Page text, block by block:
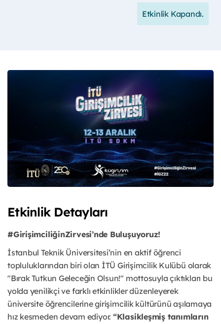
Etkinlik Kapandı.
Etkinlik Detayları
#GirişimciliğinZirvesi’nde Buluşuyoruz!
İstanbul Teknik Üniversitesi’nin en aktif öğrenci
topluluklarından biri olan İTÜ Girişimcilik Kulübü olarak
"Bırak Tutkun Geleceğin Olsun!" mottosuyla çıktıkları bu
yolda yenilikçi ve farklı etkinlikler düzenleyerek
üniversite öğrencilerine girişimcilik kültürünü aşılamaya
hız kesmeden devam ediyor. “Klasikleşmiş tanımların